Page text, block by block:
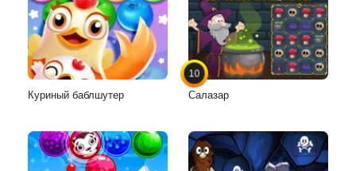
Куриный баблшутер
10
Салазар